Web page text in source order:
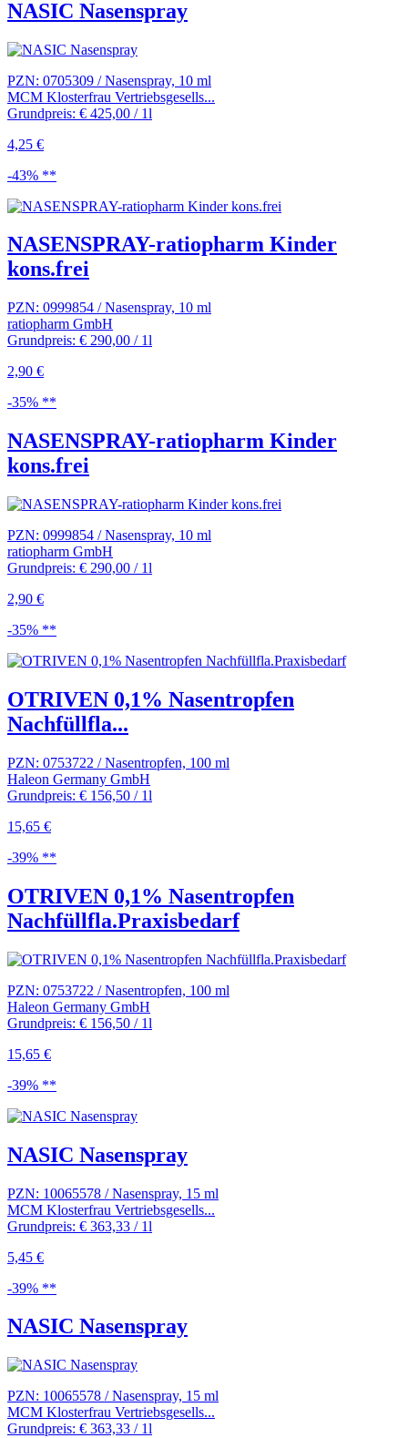
NASIC Nasenspray
PZN: 0705309 / Nasenspray, 10 ml
MCM Klosterfrau Vertriebsgesells...
Grundpreis: € 425,00 / 1l
4,25 €
-43% **
NASENSPRAY-ratiopharm Kinder
kons.frei
PZN: 0999854 / Nasenspray, 10 ml
ratiopharm GmbH
Grundpreis: € 290,00 / 1l
2,90 €
-35% **
NASENSPRAY-ratiopharm Kinder
kons.frei
PZN: 0999854 / Nasenspray, 10 ml
ratiopharm GmbH
Grundpreis: € 290,00 / 1l
2,90 €
-35% **
OTRIVEN 0,1% Nasentropfen
Nachfüllfla...
PZN: 0753722 / Nasentropfen, 100 ml
Haleon Germany GmbH
Grundpreis: € 156,50 / 1l
15,65 €
-39% **
OTRIVEN 0,1% Nasentropfen
Nachfüllfla.Praxisbedarf
PZN: 0753722 / Nasentropfen, 100 ml
Haleon Germany GmbH
Grundpreis: € 156,50 / 1l
15,65 €
-39% **
NASIC Nasenspray
PZN: 10065578 / Nasenspray, 15 ml
MCM Klosterfrau Vertriebsgesells...
Grundpreis: € 363,33 / 1l
5,45 €
-39% **
NASIC Nasenspray
PZN: 10065578 / Nasenspray, 15 ml
MCM Klosterfrau Vertriebsgesells...
Grundpreis: € 363,33 / 1l